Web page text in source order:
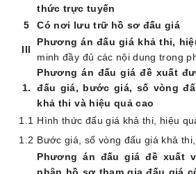
thức trực tuyến
5 Có nơi lưu trữ hồ sơ đấu giá
III
Phương án đấu giá khả thi,
minh đầy đủ các nội dung trong
1.
Phương án đấu giá đề xuất
đấu giá, bước giá, số vòng
khả thi và hiệu quả cao
1.1 Hình thức đấu giá khả thi, hiệu
1.2 Bước giá, số vòng đấu giá khả
Phương án đấu giá đề xuất